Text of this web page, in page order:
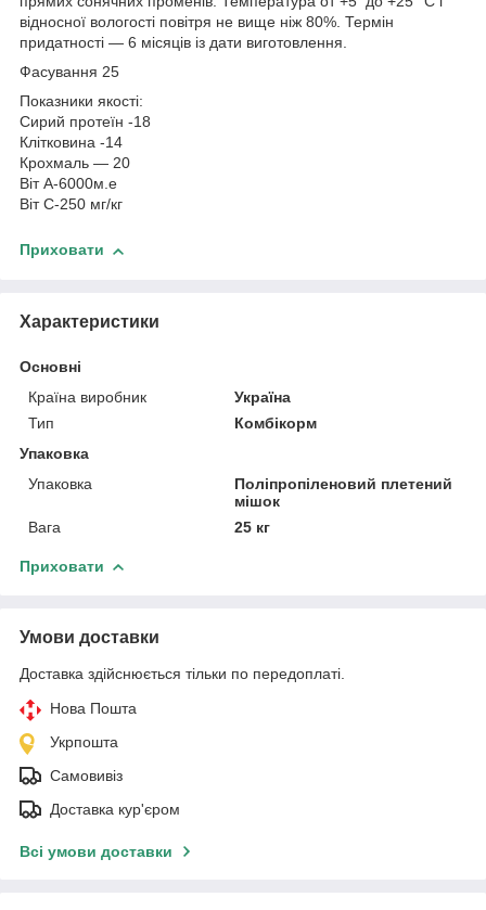
відносної вологості повітря не вище ніж 80%. Термін
придатності — 6 місяців із дати виготовлення.
Фасування 25
Показники якості:
Сирий протеїн -18
Клітковина -14
Крохмаль — 20
Віт А-6000м.е
Віт С-250 мг/кг
Приховати
Характеристики
Основні
Країна виробник
Україна
Тип
Комбікорм
Упаковка
Упаковка
Поліпропіленовий плетений
мішок
Вага
25 кг
Приховати
Умови доставки
Доставка здійснюється тільки по передоплаті.
Нова Пошта
Укрпошта
Самовивіз
Доставка кур'єром
Всі умови доставки